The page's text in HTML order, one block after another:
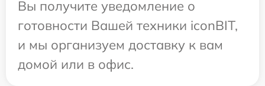
Вы получите уведомление о
готовности Вашей техники iconBIT,
и мы организуем доставку к вам
домой или в офис.